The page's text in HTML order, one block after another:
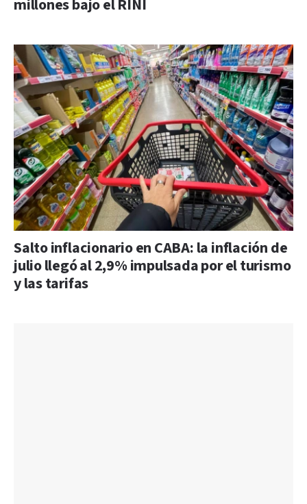
millones bajo el RINI
Salto inflacionario en CABA: la inflación de
julio llegó al 2,9% impulsada por el turismo
y las tarifas